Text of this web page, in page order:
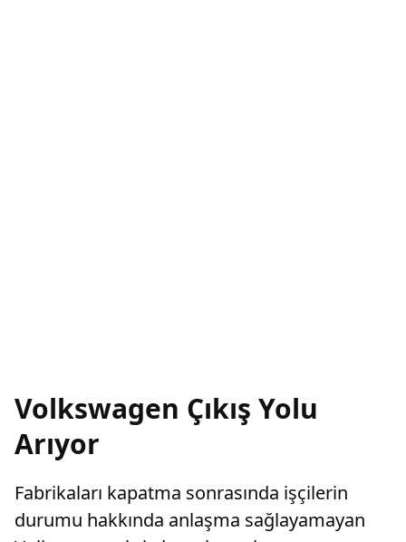
Volkswagen Çıkış Yolu
Arıyor
Fabrikaları kapatma sonrasında işçilerin
durumu hakkında anlaşma sağlayamayan